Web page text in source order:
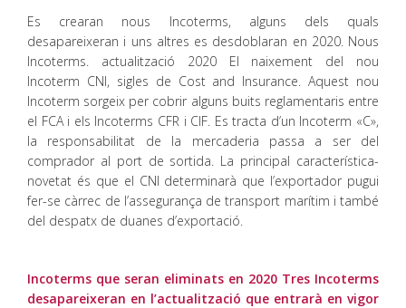
Es crearan nous Incoterms, alguns dels quals
desapareixeran i uns altres es desdoblaran en 2020. Nous
Incoterms. actualització 2020 El naixement del nou
Incoterm CNI, sigles de Cost and Insurance. Aquest nou
Incoterm sorgeix per cobrir alguns buits reglamentaris entre
el FCA i els Incoterms CFR i CIF. Es tracta d’un Incoterm «C»,
la responsabilitat de la mercaderia passa a ser del
comprador al port de sortida. La principal característica-
novetat és que el CNI determinarà que l’exportador pugui
fer-se càrrec de l’assegurança de transport marítim i també
del despatx de duanes d’exportació.
Incoterms que seran eliminats en 2020 Tres Incoterms
desapareixeran en l’actualització que entrarà en vigor